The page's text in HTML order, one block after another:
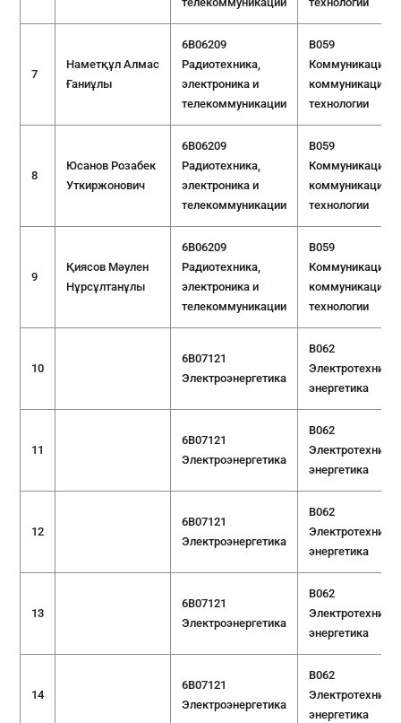
7
Наметқұл Алмас
Ғаниұлы
6B06209
Радиотехника,
электроника и
телекоммуникации
B059
Коммуникации и
технологии
8
Юсанов Розабек
Уткиржонович
6B06209
Радиотехника,
электроника и
телекоммуникации
B059
Коммуникации и
технологии
9
Қиясов Мәулен
Нұрсұлтанұлы
6B06209
Радиотехника,
электроника и
телекоммуникации
B059
Коммуникации и
технологии
10
6B07121
Электроэнергетика
B062
Электротехника
энергетика
11
6B07121
Электроэнергетика
B062
Электротехника
энергетика
12
6B07121
Электроэнергетика
B062
Электротехника
энергетика
13
6B07121
Электроэнергетика
B062
Электротехника
энергетика
14
6B07121
Электроэнергетика
B062
Электротехника
энергетика